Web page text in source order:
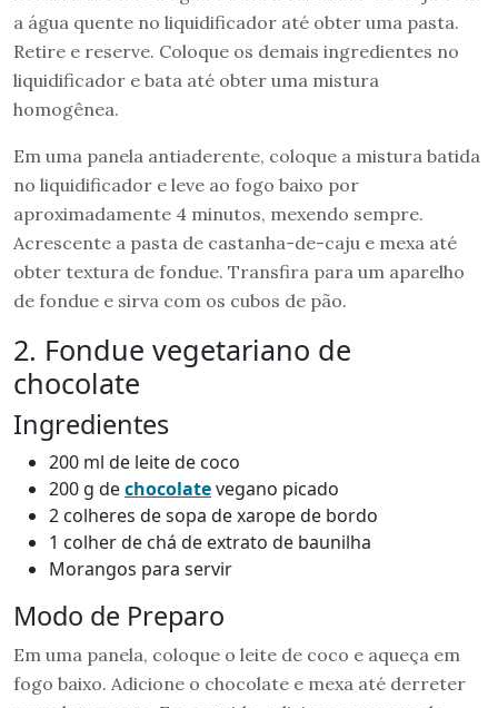
a água quente no liquidificador até obter uma pasta.
Retire e reserve. Coloque os demais ingredientes no
liquidificador e bata até obter uma mistura
homogênea.
Em uma panela antiaderente, coloque a mistura batida
no liquidificador e leve ao fogo baixo por
aproximadamente 4 minutos, mexendo sempre.
Acrescente a pasta de castanha-de-caju e mexa até
obter textura de fondue. Transfira para um aparelho
de fondue e sirva com os cubos de pão.
2. Fondue vegetariano de
chocolate
Ingredientes
200 ml de leite de coco
200 g dechocolatevegano picado
2 colheres de sopa de xarope de bordo
1 colher de chá de extrato de baunilha
Morangos para servir
Modo de Preparo
Em uma panela, coloque o leite de coco e aqueça em
fogo baixo. Adicione o chocolate e mexa até derreter